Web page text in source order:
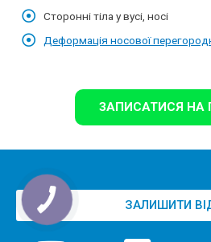
Сторонні тіла у вусі, носі
Деформація носової
ЗАПИСАТИСЯ НА
ЗАЛИШИТИ